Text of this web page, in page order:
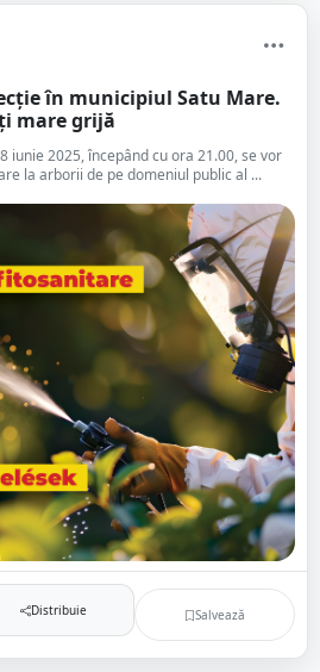
în municipiul Satu Mare.
mare grijă
iunie 2025, începând cu ora 21.00, se vor
la arborii de pe domeniul public al ...
Distribuie Salvează